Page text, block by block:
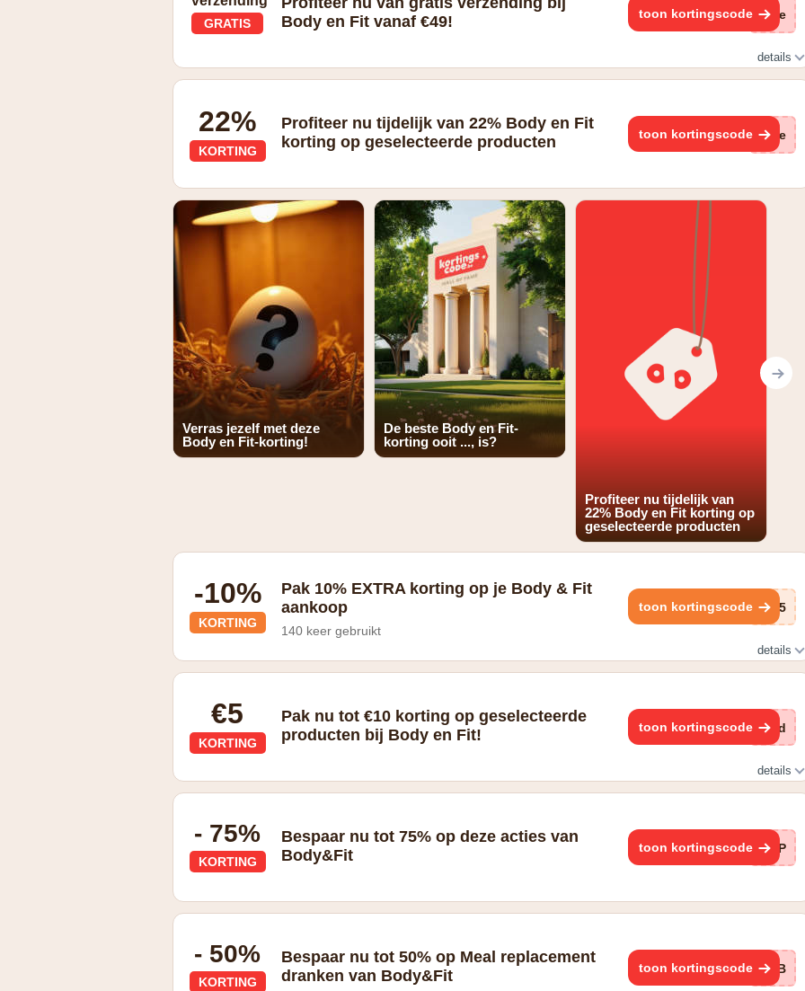
GRATIS
Body en Fit vanaf €49!
toon kortingscode (ge
details
22%
KORTING
Profiteer nu tijdelijk van 22% Body en Fit
korting op geselecteerde producten
toon kortingscode (ge
Verras jezelf met deze
Body en Fit-korting!
De beste Body en Fit-
korting ooit ..., is?
Profiteer nu tijdelijk van
22% Body en Fit korting op
geselecteerde producten
-10%
KORTING
Pak 10% EXTRA korting op je Body & Fit
aankoop
140 keer gebruikt
toon kortingscode 525
details
€5
KORTING
Pak nu tot €10 korting op geselecteerde
producten bij Body en Fit!
toon kortingscode Ivd
details
- 75%
KORTING
Bespaar nu tot 75% op deze acties van
Body&Fit
toon kortingscode ShP
- 50%
KORTING
Bespaar nu tot 50% op Meal replacement
dranken van Body&Fit
toon kortingscode HiB